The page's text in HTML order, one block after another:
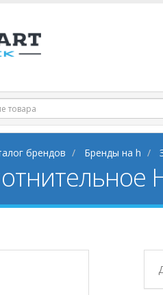
брендов Бренды на h